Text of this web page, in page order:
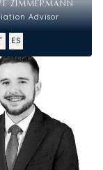
ZIMMERMANN
Advisor
ES